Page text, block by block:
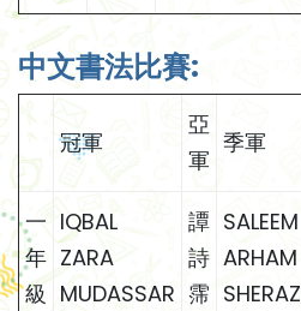
中文書法比賽:
冠軍
亞
軍
季軍
一
年
級
IQBAL
ZARA
MUDASSAR
譚
詩
霈
SALEEM
ARHAM
SHERAZ